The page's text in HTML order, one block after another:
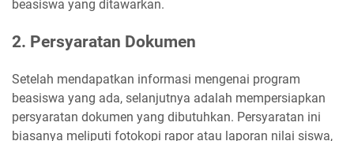
beasiswa yang ditawarkan.
2. Persyaratan Dokumen
Setelah mendapatkan informasi mengenai program
beasiswa yang ada, selanjutnya adalah mempersiapkan
persyaratan dokumen yang dibutuhkan. Persyaratan ini
biasanya meliputi fotokopi rapor atau laporan nilai siswa,